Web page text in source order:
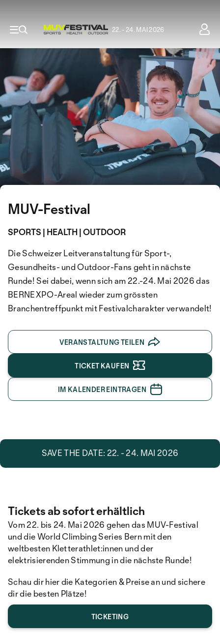
22. - 24. MAI 2026
MUV-Festival
SPORTS | HEALTH | OUTDOOR
Die Schweizer Leitveranstaltung für Sport-,
Gesundheits- und Outdoor-Fans geht in nächste
Runde! Sei dabei, wenn sich am 22.-24. Mai 2026 das
BERNEXPO-Areal wieder zum grössten
Branchentreffpunkt mit Festivalcharakter verwandelt!
VERANSTALTUNG TEILEN
TICKET KAUFEN
IM KALENDER EINTRAGEN
SAVE THE DATE: 22. - 24. MAI 2026
Tickets ab sofort erhältlich
Vom 22. bis 24. Mai 2026 gehen das MUV-Festival
und die World Climbing Series Bern mit den
weltbesten Kletterathlet:innen und der
elektrisierenden Stimmung in die nächste Runde!
Schau dir hier die Kategorien & Preise an und sichere
dir die besten Plätze!
TICKETING